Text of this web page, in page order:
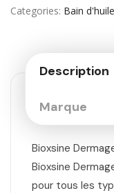
Categories Bain
Description
Marque
Bioxsine
Bioxsine
pour tous les